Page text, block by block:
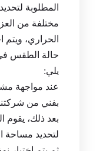
المطلوبة
مختلفة من
الحراري، ويتم
حالة الطقس في
يلي:
عند مواجهة
بفني من
بعد ذلك، يقوم
لتحديد مساحة